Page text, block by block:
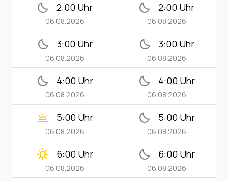
bedtime 2:00 Uhr
06.08.2026
bedtime 2:00 Uhr
06.08.2026
bedtime 3:00 Uhr
06.08.2026
bedtime 3:00 Uhr
06.08.2026
bedtime 4:00 Uhr
06.08.2026
bedtime 4:00 Uhr
06.08.2026
wb_twilight 5:00 Uhr
06.08.2026
bedtime 5:00 Uhr
06.08.2026
clear_day 6:00 Uhr
06.08.2026
bedtime 6:00 Uhr
06.08.2026